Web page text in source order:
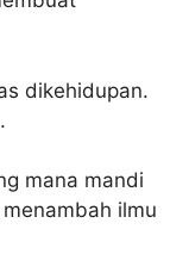
dikehidupan.
mana mandi
ilmu